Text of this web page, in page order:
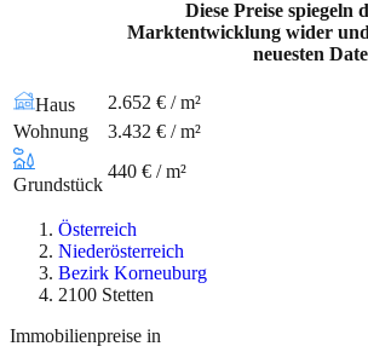
Diese Preise spiegeln
Marktentwicklung wider
neuesten
Haus
2.652 € / m²
Wohnung
3.432 € / m²
Grundstück
440 € / m²
Österreich
Niederösterreich
Bezirk Korneuburg
2100 Stetten
Immobilienpreise in